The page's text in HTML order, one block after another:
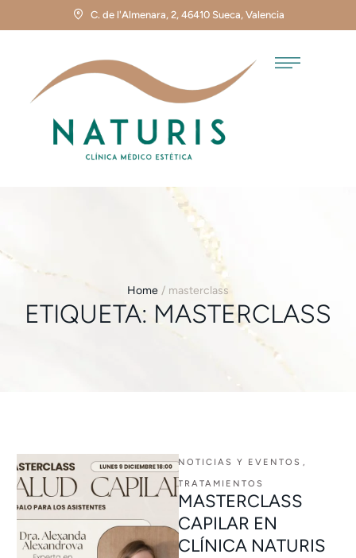
C. de l'Almenara, 2, 46410 Sueca, Valencia
Home / masterclass
ETIQUETA: MASTERCLASS
NOTICIAS Y EVENTOS ,
TRATAMIENTOS
MASTERCLASS
CAPILAR EN
CLÍNICA NATURIS